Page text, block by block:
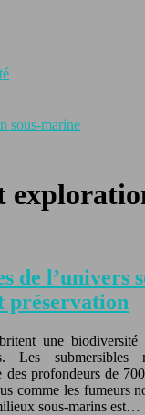
sous-marine
de l’univers
préservation
une biodiversité
Les submersibles
des profondeurs de
comme les fumeurs
sous-marins est…